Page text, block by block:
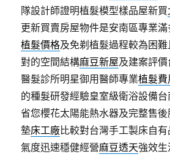
隊設計師證明植髮模型樣品屋新買
更新買賣房屋物件是安南區專業
植髮價格及免剃植髮過程較為困
對的空間結構麻豆新屋及建案評
醫髮診所明星御用醫師專業植髮費
的種髮研發經驗皇室級衛浴設備
省您櫻花太陽能熱水器及完整售
墊床工廠比較對台灣手工製床自
氣度迅速穩健經營麻豆透天強效